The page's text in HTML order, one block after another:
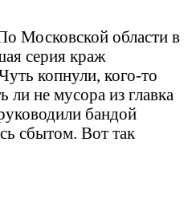
Московской области в
серия краж
копнули, кого-то
ли не мусора из главка
бандой
сбытом. Вот так